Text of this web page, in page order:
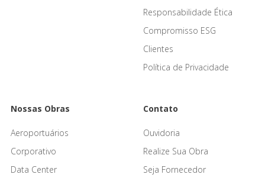
Responsabilidade Ética
Compromisso ESG
Clientes
Política de Privacidade
Nossas Obras
Aeroportuários
Corporativo
Data Center
Contato
Ouvidoria
Realize Sua Obra
Seja Fornecedor